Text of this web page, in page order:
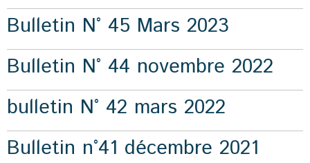
Bulletin N° 45 Mars 2023
Bulletin N° 44 novembre 2022
bulletin N° 42 mars 2022
Bulletin n°41 décembre 2021